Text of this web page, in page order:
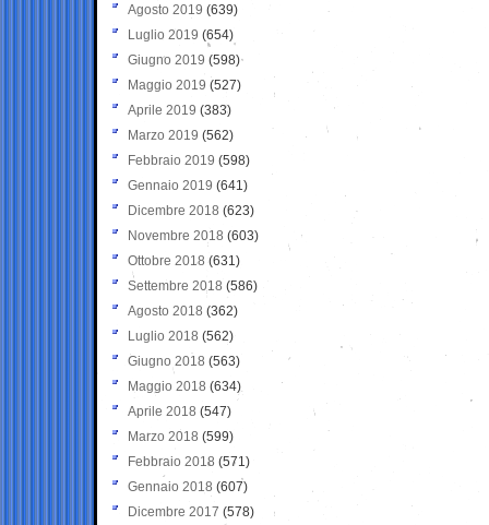
Agosto 2019 (639)
Luglio 2019 (654)
Giugno 2019 (598)
Maggio 2019 (527)
Aprile 2019 (383)
Marzo 2019 (562)
Febbraio 2019 (598)
Gennaio 2019 (641)
Dicembre 2018 (623)
Novembre 2018 (603)
Ottobre 2018 (631)
Settembre 2018 (586)
Agosto 2018 (362)
Luglio 2018 (562)
Giugno 2018 (563)
Maggio 2018 (634)
Aprile 2018 (547)
Marzo 2018 (599)
Febbraio 2018 (571)
Gennaio 2018 (607)
Dicembre 2017 (578)